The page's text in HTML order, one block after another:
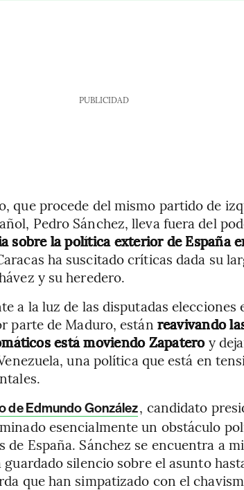
PUBLICIDAD
que procede del mismo partido de
Pedro Sánchez, lleva fuera del
sobre la política exterior de España
ha suscitado críticas dada su
y su heredero.
a la luz de las disputadas elecciones
parte de Maduro, están reavivando
está moviendo Zapateroy
una política que está en
de Edmundo González, candidato
esencialmente un obstáculo
de España. Sánchez se encuentra a
silencio sobre el asunto
que han simpatizado con el